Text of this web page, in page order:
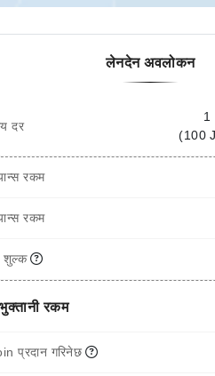
लेनदेन अवलोकन
दर
1
(100
रकम
रकम
शुल्क
रकम
प्रदान गरिनेछ